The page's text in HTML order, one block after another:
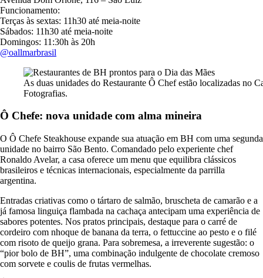
Funcionamento:
Terças às sextas: 11h30 até meia-noite
Sábados: 11h30 até meia-noite
Domingos: 11:30h às 20h
@oallmarbrasil
As duas unidades do Restaurante Ô Chef estão localizadas no
Fotografias.
Ô Chefe: nova unidade com alma mineira
O Ô Chefe Steakhouse expande sua atuação em BH com uma segunda
unidade no bairro São Bento. Comandado pelo experiente chef
Ronaldo Avelar, a casa oferece um menu que equilibra clássicos
brasileiros e técnicas internacionais, especialmente da parrilla
argentina.
Entradas criativas como o tártaro de salmão, bruscheta de camarão e a
já famosa linguiça flambada na cachaça antecipam uma experiência de
sabores potentes. Nos pratos principais, destaque para o carré de
cordeiro com nhoque de banana da terra, o fettuccine ao pesto e o filé
com risoto de queijo grana. Para sobremesa, a irreverente sugestão: o
“pior bolo de BH”, uma combinação indulgente de chocolate cremoso
com sorvete e coulis de frutas vermelhas.